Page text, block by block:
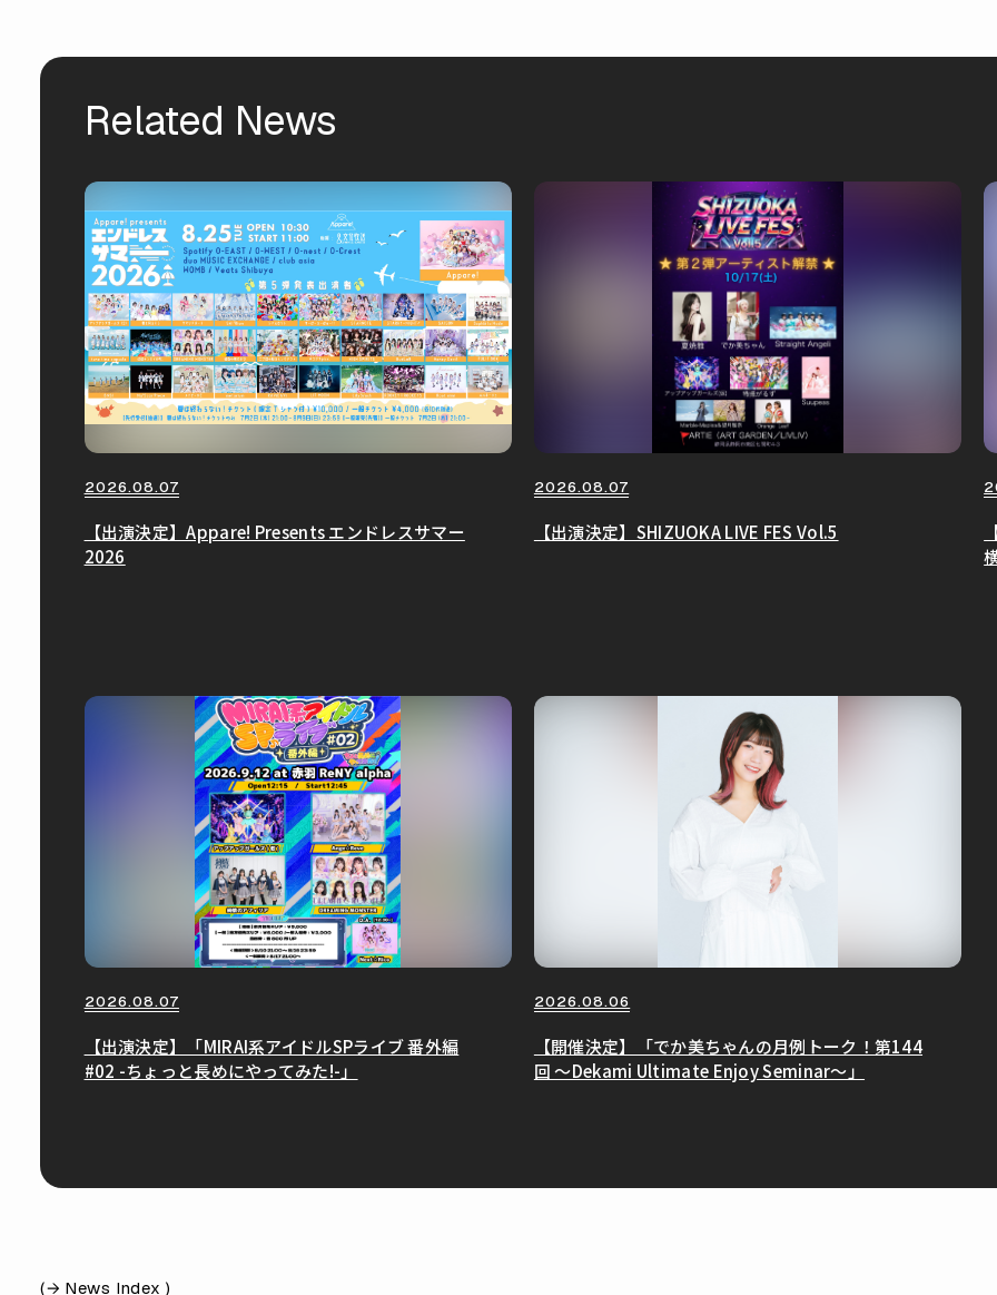
Related News
2026.08.07
【出演決定】Appare! Presents エンドレスサマー
2026
2026.08.07
【出演決定】SHIZUOKA LIVE FES Vol.5
2026.08.07
【出演決定】「MIRAI系アイドルSPライブ 番外編
#02 -ちょっと長めにやってみた!-」
2026.08.06
【開催決定】「でか美ちゃんの月例トーク！第144
回 〜Dekami Ultimate Enjoy Seminar〜」
( News Index )